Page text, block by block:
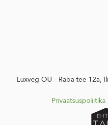
Luxveg OÜ - Raba tee 12a,
Privaatsuspoliitika